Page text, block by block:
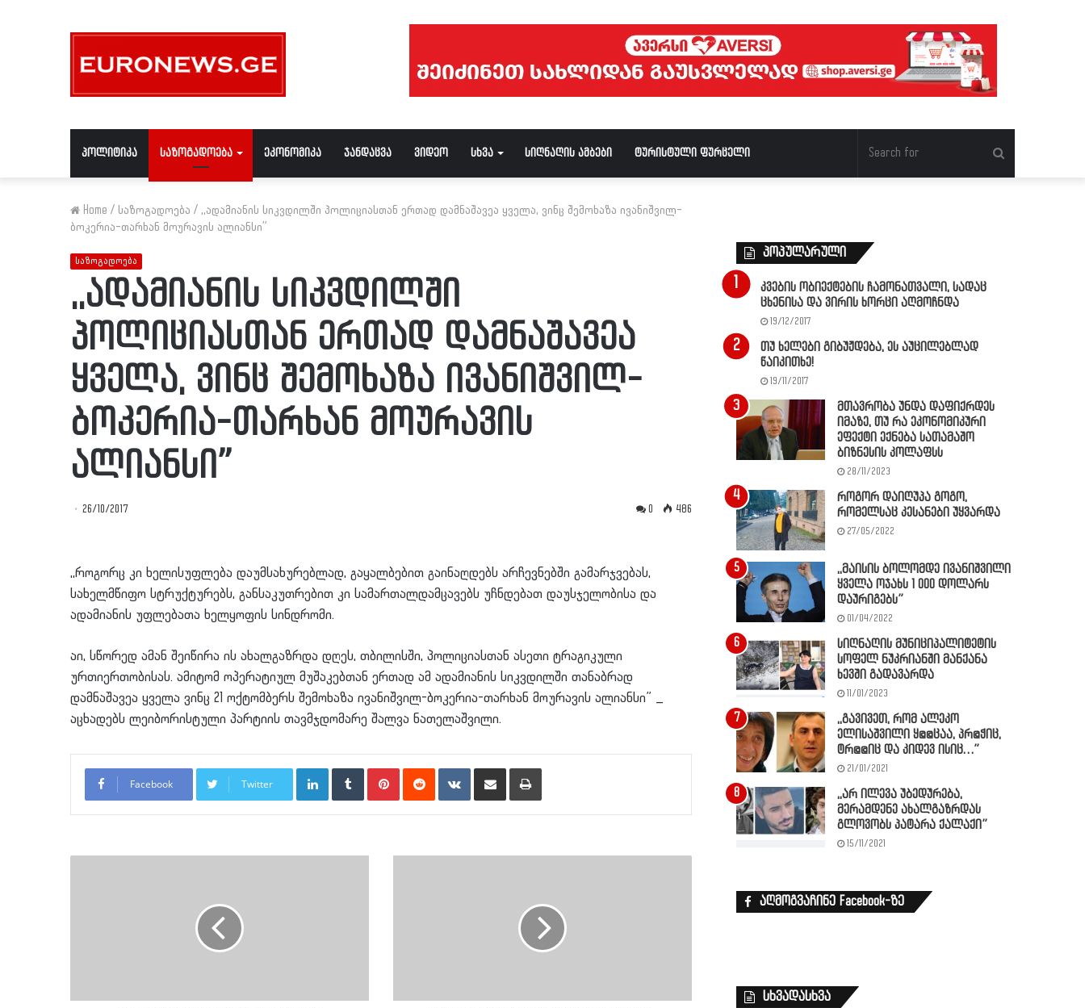
პოლიტიკა საზოგადოება ეკონომიკა ჯანდაცვა ვიდეო სხვა სიღნაღის ამბები ტურისტული ფურცელი
Home / საზოგადოება / ,,ადამიანის სიკვდილში პოლიციასთან ერთად დამნაშავეა ყველა, ვინც შემოხაზა ივანიშვილ-
ბოკერია-თარხან მოურავის ალიანსი”
საზოგადოება
,,ადამიანის სიკვდილში
პოლიციასთან ერთად დამნაშავეა
ყველა, ვინც შემოხაზა ივანიშვილ-
ბოკერია-თარხან მოურავის
ალიანსი”
26/10/2017 0 486
,,როგორც კი ხელისუფლება დაუმსახურებლად, გაყალბებით გაინაღდებს არჩევნებში გამარჯვებას,
სახელმწიფო სტრუქტურებს, განსაკუთრებით კი სამართალდამცავებს უჩნდებათ დაუსჯელობისა და
ადამიანის უფლებათა ხელყოფის სინდრომი.
აი, სწორედ ამან შეიწირა ის ახალგაზრდა დღეს, თბილისში, პოლიციასთან ასეთი ტრაგიკული
ურთიერთობისას. ამიტომ ოპერატიულ მუშაკებთან ერთად ამ ადამიანის სიკვდილში თანაბრად
დამნაშავეა ყველა ვინც 21 ოქტომბერს შემოხაზა ივანიშვილ-ბოკერია-თარხან მოურავის ალიანსი” _
აცხადებს ლეიბორისტული პარტიის თავმჯდომარე შალვა ნათელაშვილი.
Facebook Twitter
LinkedInTumblr PinterestReddit VKontakteShare via Email Print
პოპულარული
კვების ობიექტების ჩამონათვალი, სადაც
ცხენისა და ვირის ხორცი აღმოჩნდა
19/12/2017
თუ ხელები გიბუჟდება, ეს აუცილებლად
წაიკითხე!
19/11/2017
მთავრობა უნდა დაფიქრდეს
იმაზე, თუ რა ეკონომიკური
ეფექტი ექნება სათამაშო
ბიზნესის კოლაფსს
28/11/2023
როგორ დაიღუპა გოგო,
რომელსაც კესანები უყვარდა
27/05/2022
,,მაისის ბოლომდე ივანიშვილი
ყველა ოჯახს 1 000 დოლარს
დაურიგებს”
01/04/2022
სიღნაღის მუნიციპალიტეტის
სოფელ ნუკრიანში მანქანა
ხევში გადავარდა
11/01/2023
,,გავივეთ, რომ ალეკო
ელისაშვილი ყ@@ცაა, პრ@ჭიც,
ტრ@@იც და კიდევ ისიც…”
21/01/2021
,,არ ილევა უბედურება,
მერამდენე ახალგაზრდას
გლოვობს პატარა ქალაქი”
15/11/2021
აღმოგვაჩინე Facebook-ზე
სხვადასხვა